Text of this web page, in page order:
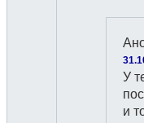
У
и